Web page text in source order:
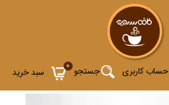
0 سبد خرید جستجو حساب کاربری